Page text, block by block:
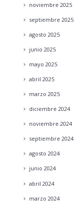
noviembre 2025
septiembre 2025
agosto 2025
junio 2025
mayo 2025
abril 2025
marzo 2025
diciembre 2024
noviembre 2024
septiembre 2024
agosto 2024
junio 2024
abril 2024
marzo 2024